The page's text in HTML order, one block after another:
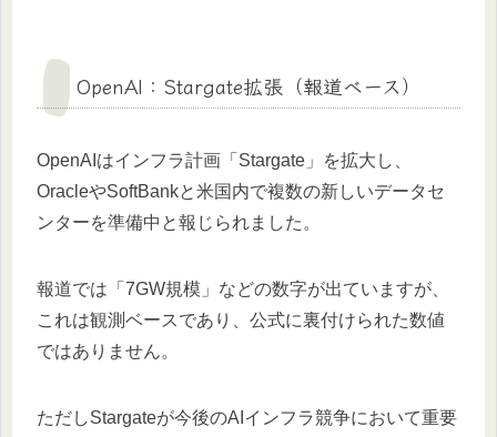
OpenAI：Stargate拡張（報道ベース）
OpenAIはインフラ計画「Stargate」を拡大し、
OracleやSoftBankと米国内で複数の新しいデータセ
ンターを準備中と報じられました。
報道では「7GW規模」などの数字が出ていますが、
これは観測ベースであり、公式に裏付けられた数値
ではありません。
ただしStargateが今後のAIインフラ競争において重要